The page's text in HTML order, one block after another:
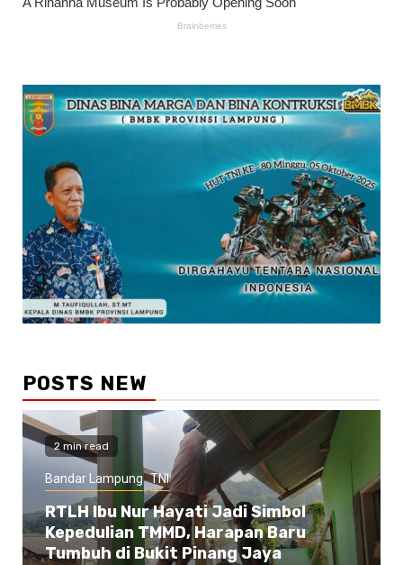
POSTS NEW
2 min read
Bandar Lampung TNI
RTLH Ibu Nur Hayati Jadi Simbol
Kepedulian TMMD, Harapan Baru
Tumbuh di Bukit Pinang Jaya